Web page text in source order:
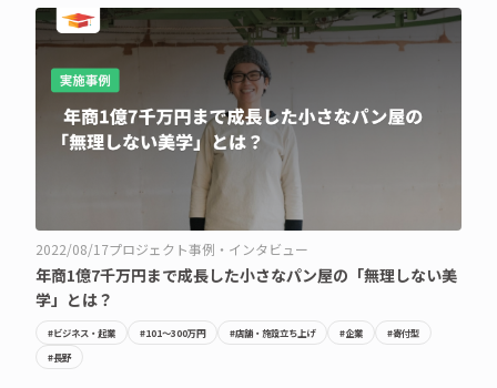
2022/08/17プロジェクト事例・インタビュー
年商1億7千万円まで成長した小さなパン屋の「無理しない美
学」とは？
#ビジネス・起業 #101〜300万円 #店舗・施設立ち上げ #企業
#寄付型
#長野